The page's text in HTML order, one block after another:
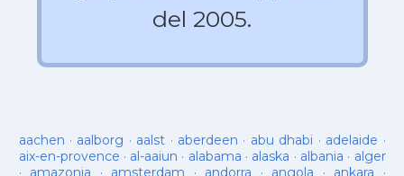
del 2005.
aachen · aalborg · aalst · aberdeen · abu dhabi · adelaide ·
aix-en-provence · al-aaiun · alabama · alaska · albania · alger
· amazonia · amsterdam · andorra · angola · ankara ·